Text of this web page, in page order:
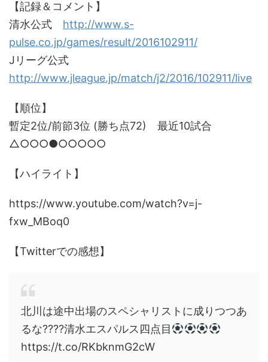
【記録＆コメント】
清水公式 http://www.s-
pulse.co.jp/games/result/2016102911/
Jリーグ公式
http://www.jleague.jp/match/j2/2016/102911/live
【順位】
暫定2位/前節3位 (勝ち点72) 最近10試合
△○○○●○○○○○
【ハイライト】
https://www.youtube.com/watch?v=j-
fxw_MBoq0
【Twitterでの感想】
北川は途中出場のスペシャリストに成りつつあ
るな????清水エスパルス四点目
https://t.co/RKbknmG2cW